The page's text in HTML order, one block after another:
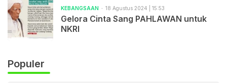
KEBANGSAAN 18 Agustus 2024 | 15:53
Gelora Cinta Sang PAHLAWAN untuk
NKRI
Populer